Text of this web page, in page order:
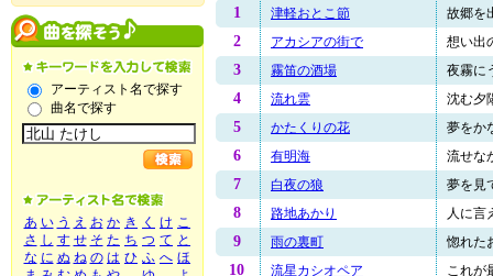
アーティスト名で探す
曲名で探す
あ い う え お か き く け こ
さ し す せ そ た ち つ て と
な に ぬ ね の は ひ ふ へ ほ
1 津軽おとこ節 故郷を
2 アカシアの街で 想い出
3 霧笛の酒場 夜霧に
4 流れ雲 沈む夕
5 かたくりの花 夢をか
6 有明海 流せな
7 白夜の狼 夢を見
8 路地あかり 人に言
9 雨の裏町 惚れた
10 流星カシオペア これが